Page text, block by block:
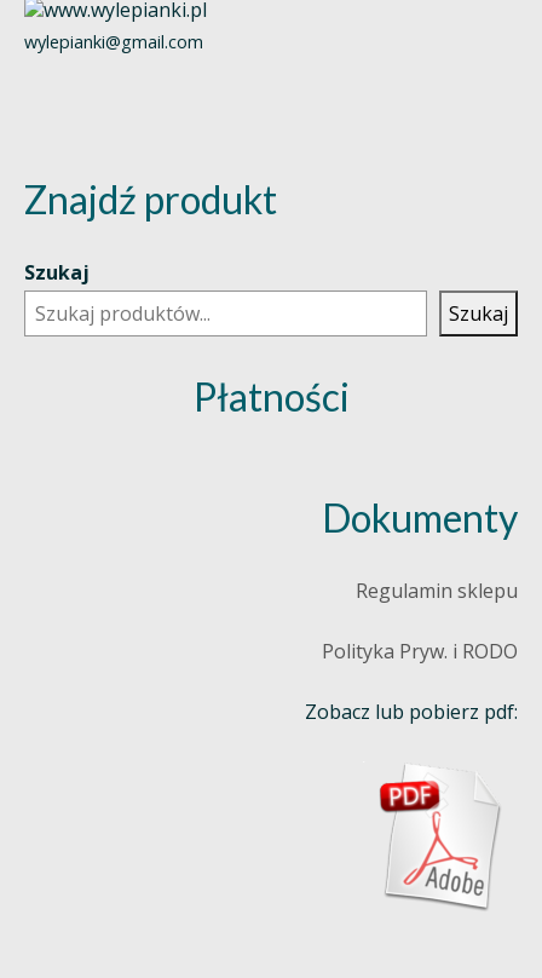
wylepianki@gmail.com
Znajdź produkt
Szukaj
Szukaj
Płatności
Dokumenty
Regulamin sklepu
Polityka Pryw. i RODO
Zobacz lub pobierz pdf: